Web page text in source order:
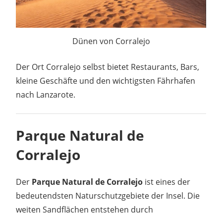
Dünen von Corralejo
Der Ort Corralejo selbst bietet Restaurants, Bars,
kleine Geschäfte und den wichtigsten Fährhafen
nach Lanzarote.
Parque Natural de
Corralejo
Der Parque Natural de Corralejo ist eines der
bedeutendsten Naturschutzgebiete der Insel. Die
weiten Sandflächen entstehen durch